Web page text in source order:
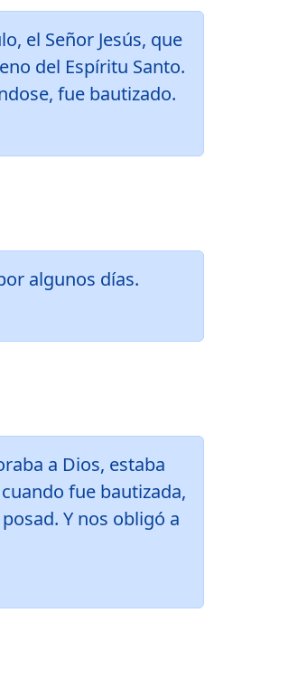
el Señor Jesús, que
del Espíritu Santo.
fue bautizado.
algunos días.
a Dios, estaba
fue bautizada,
Y nos obligó a